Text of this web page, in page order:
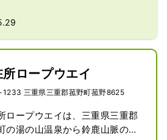
ロープウエイ
三重県三重郡菰野町菰野8625
ロープウエイは、三重県三重郡
の湯の山温泉から鈴鹿山脈の主